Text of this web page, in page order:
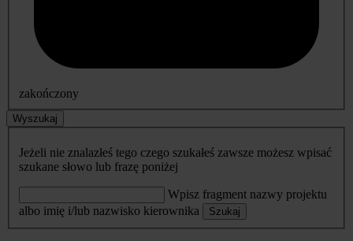
zakończony
Wyszukaj
Jeżeli nie znalazłeś tego czego szukałeś zawsze możesz wpisać
szukane słowo lub frazę poniżej
Wpisz fragment nazwy projektu
albo imię i/lub nazwisko kierownika
Szukaj